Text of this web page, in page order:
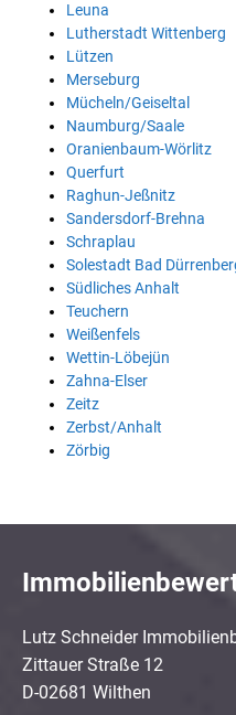
Leuna
Lutherstadt Wittenberg
Lützen
Merseburg
Mücheln/Geiseltal
Naumburg/Saale
Oranienbaum-Wörlitz
Querfurt
Raghun-Jeßnitz
Sandersdorf-Brehna
Schraplau
Solestadt Bad
Südliches Anhalt
Teuchern
Weißenfels
Wettin-Löbejün
Zahna-Elser
Zeitz
Zerbst/Anhalt
Zörbig
Lutz Schneider
Zittauer Straße 12
D-02681 Wilthen